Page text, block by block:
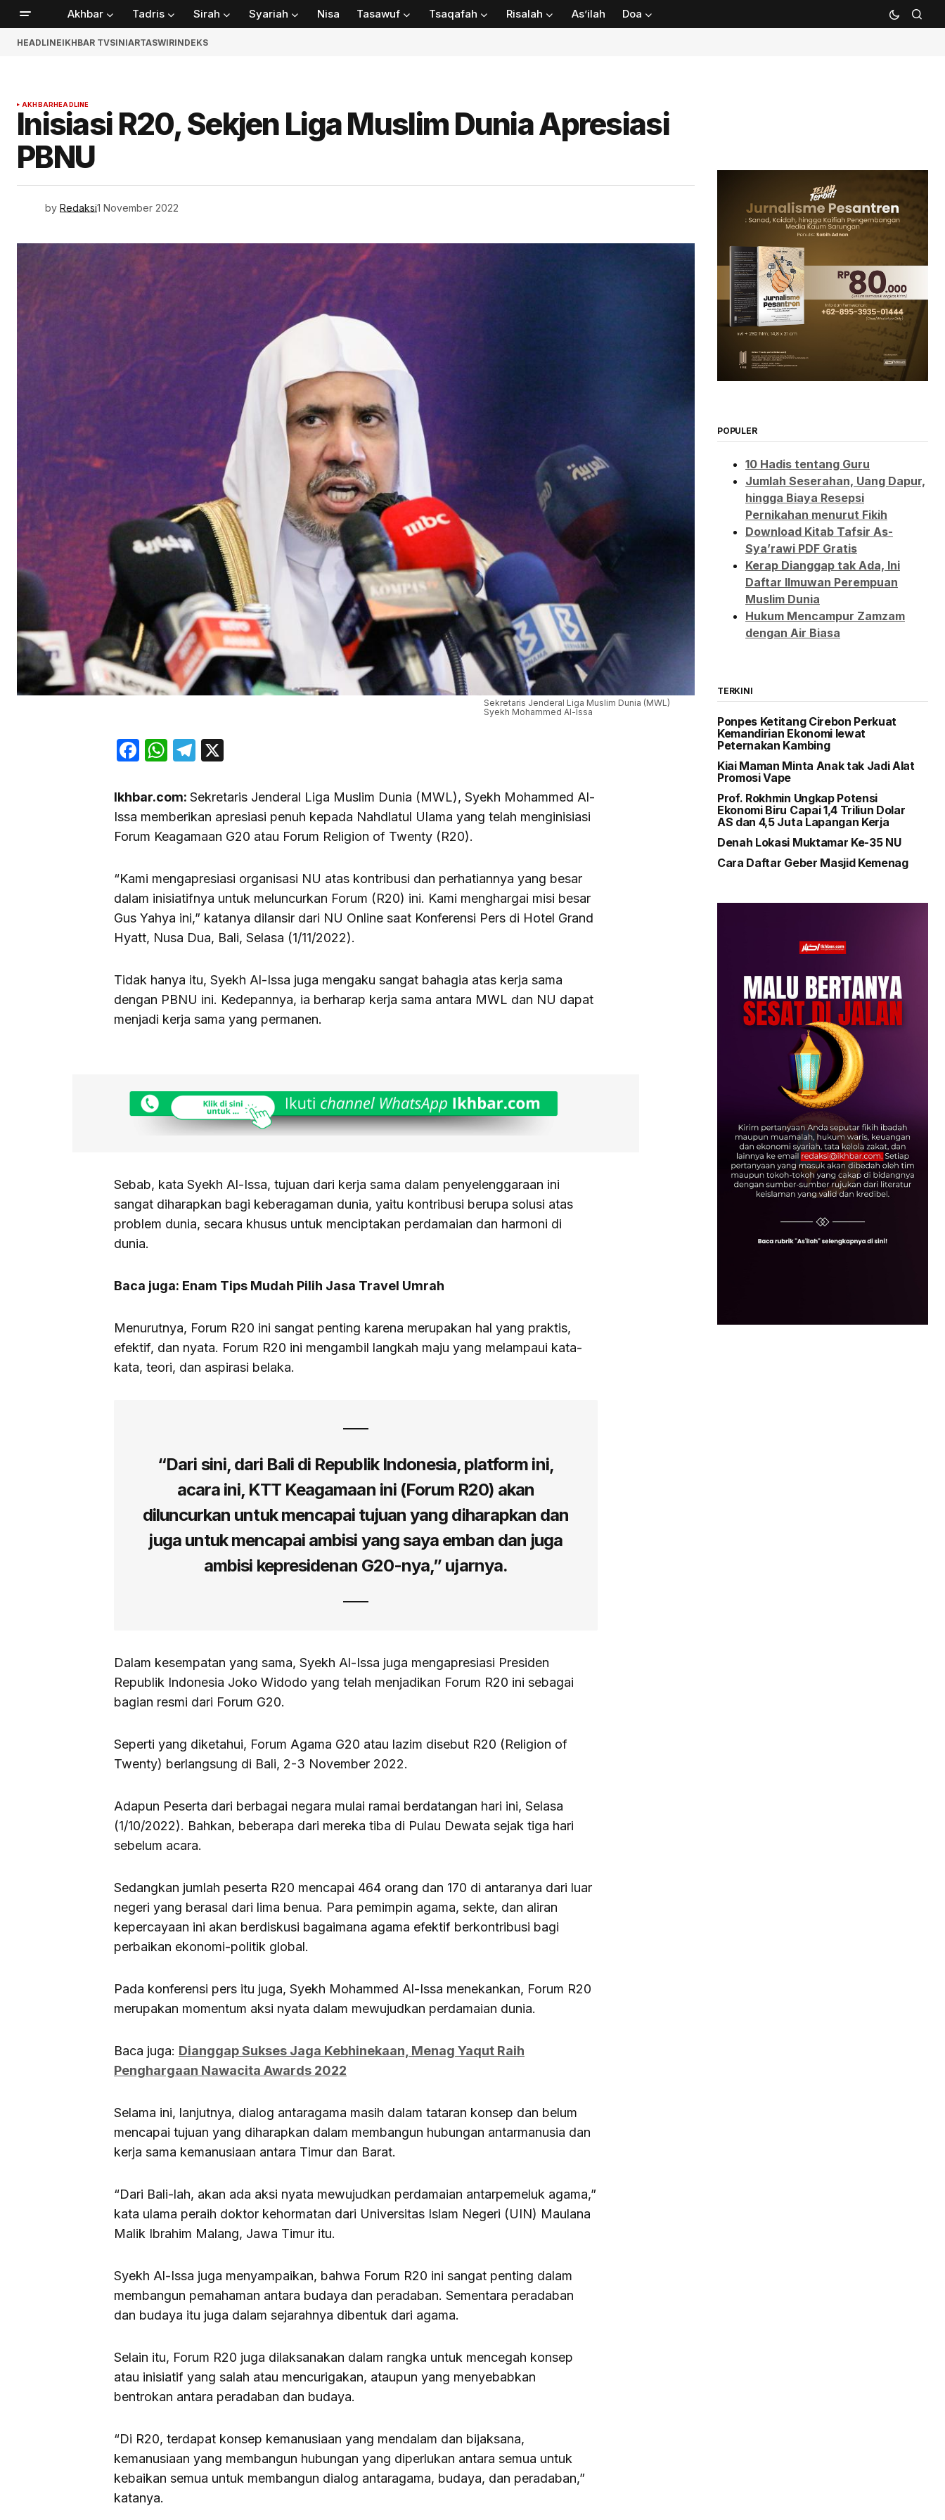
Akhbar Tadris Sirah Syariah Nisa Tasawuf Tsaqafah Risalah As’ilah Doa
HEADLINEIKHBAR TVSINIARTASWIRINDEKS
AKHBARHEADLINE
Inisiasi R20, Sekjen Liga Muslim Dunia Apresiasi
PBNU
by Redaksi1 November 2022
Sekretaris Jenderal Liga Muslim Dunia (MWL)
Syekh Mohammed Al-Issa
Facebook
WhatsApp
Telegram
Ikhbar.com: Sekretaris Jenderal Liga Muslim Dunia (MWL), Syekh Mohammed Al-
Issa memberikan apresiasi penuh kepada Nahdlatul Ulama yang telah menginisiasi
Forum Keagamaan G20 atau Forum Religion of Twenty (R20).
“Kami mengapresiasi organisasi NU atas kontribusi dan perhatiannya yang besar
dalam inisiatifnya untuk meluncurkan Forum (R20) ini. Kami menghargai misi besar
Gus Yahya ini,” katanya dilansir dari NU Online saat Konferensi Pers di Hotel Grand
Hyatt, Nusa Dua, Bali, Selasa (1/11/2022).
Tidak hanya itu, Syekh Al-Issa juga mengaku sangat bahagia atas kerja sama
dengan PBNU ini. Kedepannya, ia berharap kerja sama antara MWL dan NU dapat
menjadi kerja sama yang permanen.
Sebab, kata Syekh Al-Issa, tujuan dari kerja sama dalam penyelenggaraan ini
sangat diharapkan bagi keberagaman dunia, yaitu kontribusi berupa solusi atas
problem dunia, secara khusus untuk menciptakan perdamaian dan harmoni di
dunia.
Baca juga: Enam Tips Mudah Pilih Jasa Travel Umrah
Menurutnya, Forum R20 ini sangat penting karena merupakan hal yang praktis,
efektif, dan nyata. Forum R20 ini mengambil langkah maju yang melampaui kata-
kata, teori, dan aspirasi belaka.
“Dari sini, dari Bali di Republik Indonesia, platform ini,
acara ini, KTT Keagamaan ini (Forum R20) akan
diluncurkan untuk mencapai tujuan yang diharapkan dan
juga untuk mencapai ambisi yang saya emban dan juga
ambisi kepresidenan G20-nya,” ujarnya.
Dalam kesempatan yang sama, Syekh Al-Issa juga mengapresiasi Presiden
Republik Indonesia Joko Widodo yang telah menjadikan Forum R20 ini sebagai
bagian resmi dari Forum G20.
Seperti yang diketahui, Forum Agama G20 atau lazim disebut R20 (Religion of
Twenty) berlangsung di Bali, 2-3 November 2022.
Adapun Peserta dari berbagai negara mulai ramai berdatangan hari ini, Selasa
(1/10/2022). Bahkan, beberapa dari mereka tiba di Pulau Dewata sejak tiga hari
sebelum acara.
Sedangkan jumlah peserta R20 mencapai 464 orang dan 170 di antaranya dari luar
negeri yang berasal dari lima benua. Para pemimpin agama, sekte, dan aliran
kepercayaan ini akan berdiskusi bagaimana agama efektif berkontribusi bagi
perbaikan ekonomi-politik global.
Pada konferensi pers itu juga, Syekh Mohammed Al-Issa menekankan, Forum R20
merupakan momentum aksi nyata dalam mewujudkan perdamaian dunia.
Baca juga: Dianggap Sukses Jaga Kebhinekaan, Menag Yaqut Raih
Penghargaan Nawacita Awards 2022
Selama ini, lanjutnya, dialog antaragama masih dalam tataran konsep dan belum
mencapai tujuan yang diharapkan dalam membangun hubungan antarmanusia dan
kerja sama kemanusiaan antara Timur dan Barat.
“Dari Bali-lah, akan ada aksi nyata mewujudkan perdamaian antarpemeluk agama,”
kata ulama peraih doktor kehormatan dari Universitas Islam Negeri (UIN) Maulana
Malik Ibrahim Malang, Jawa Timur itu.
Syekh Al-Issa juga menyampaikan, bahwa Forum R20 ini sangat penting dalam
membangun pemahaman antara budaya dan peradaban. Sementara peradaban
dan budaya itu juga dalam sejarahnya dibentuk dari agama.
Selain itu, Forum R20 juga dilaksanakan dalam rangka untuk mencegah konsep
atau inisiatif yang salah atau mencurigakan, ataupun yang menyebabkan
bentrokan antara peradaban dan budaya.
“Di R20, terdapat konsep kemanusiaan yang mendalam dan bijaksana,
kemanusiaan yang membangun hubungan yang diperlukan antara semua untuk
kebaikan semua untuk membangun dialog antaragama, budaya, dan peradaban,”
katanya.
POPULER
10 Hadis tentang Guru
Jumlah Seserahan, Uang Dapur,
hingga Biaya Resepsi
Pernikahan menurut Fikih
Download Kitab Tafsir As-
Sya’rawi PDF Gratis
Kerap Dianggap tak Ada, Ini
Daftar Ilmuwan Perempuan
Muslim Dunia
Hukum Mencampur Zamzam
dengan Air Biasa
TERKINI
Ponpes Ketitang Cirebon Perkuat
Kemandirian Ekonomi lewat
Peternakan Kambing
Kiai Maman Minta Anak tak Jadi Alat
Promosi Vape
Prof. Rokhmin Ungkap Potensi
Ekonomi Biru Capai 1,4 Triliun Dolar
AS dan 4,5 Juta Lapangan Kerja
Denah Lokasi Muktamar Ke-35 NU
Cara Daftar Geber Masjid Kemenag